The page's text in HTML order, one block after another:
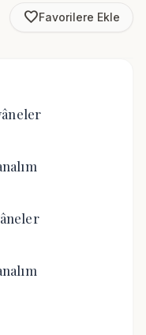
favorite_borderFavorilere Ekle